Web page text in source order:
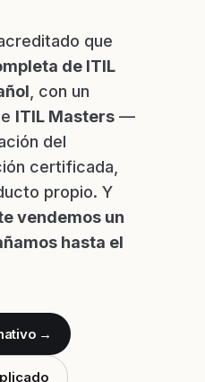
que
de ITIL
, con un
ITIL Masters—
del
certificada,
propio. Y
vendemos un
hasta el
→